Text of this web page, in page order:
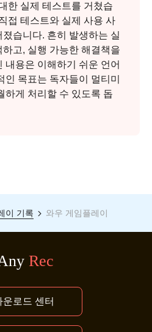
한 실제 테스트를 거쳤습
접 테스트와 실제 사용 사
습니다. 흔히 발생하는 실
고, 실행 가능한 해결책을
내용은 이해하기 쉬운 언어
인 목표는 독자들이 멀티미
하게 처리할 수 있도록 돕
이 기록 와우 게임플레이
운로드 센터